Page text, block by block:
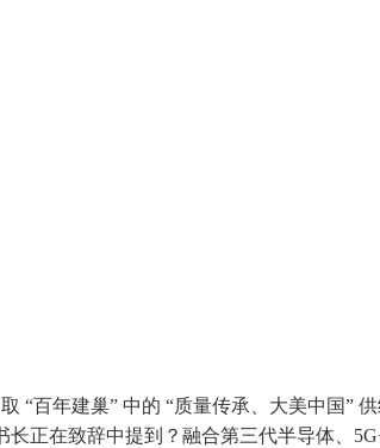
年建巢” 中的 “质量传承、大美中国” 供
正在致辞中提到？融合第三代半导体、